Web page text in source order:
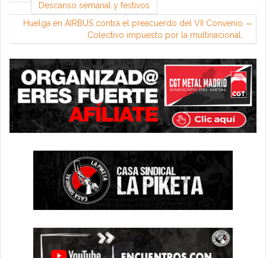
Descanso semanal y festivos
Huelga en AIRBUS contra el preacuerdo del VII Convenio
Colectivo impuesto por la multinacional.